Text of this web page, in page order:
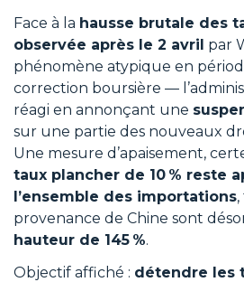
Face à la hausse brutale des
observée après le 2 avril par
phénomène atypique en
correction boursière —
réagi en annonçant une
sur une partie des nouveaux
Une mesure d’apaisement,
taux plancher de 10 % reste
l’ensemble des importations
provenance de Chine sont
hauteur de 145 %.
Objectif affiché : détendre les